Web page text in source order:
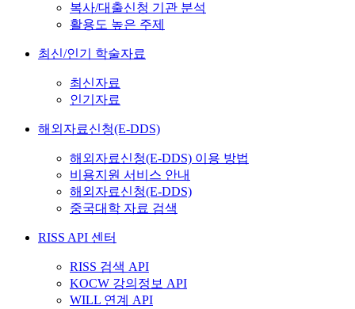
복사/대출신청 기관 분석
활용도 높은 주제
최신/인기 학술자료
최신자료
인기자료
해외자료신청(E-DDS)
해외자료신청(E-DDS) 이용 방법
비용지원 서비스 안내
해외자료신청(E-DDS)
중국대학 자료 검색
RISS API 센터
RISS 검색 API
KOCW 강의정보 API
WILL 연계 API